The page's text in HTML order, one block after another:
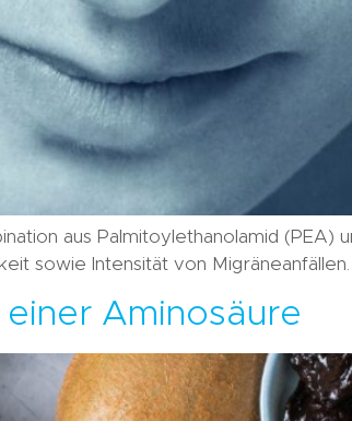
aus Palmitoylethanolamid (PEA)
sowie Intensität von Migräneanfällen.
Aminosäure